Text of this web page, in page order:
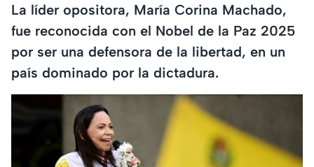
La líder opositora, María Corina Machado,
fue reconocida con el Nobel de la Paz 2025
por ser una defensora de la libertad, en un
país dominado por la dictadura.